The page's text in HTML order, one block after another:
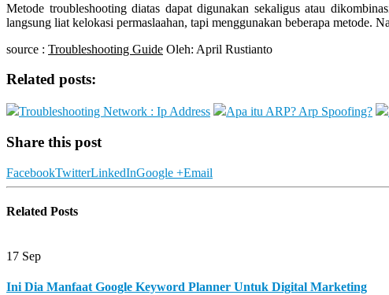
Metode troubleshooting diatas dapat digunakan sekaligus atau
langsung liat kelokasi permaslaahan, tapi menggunakan beberapa metode.
source : Troubleshooting Guide Oleh: April Rustianto
Related posts:
Troubleshooting Network : Ip Address Apa itu ARP? Arp Spoofing?
Share this post
FacebookTwitterLinkedInGoogle +Email
Related Posts
17 Sep
Ini Dia Manfaat Google Keyword Planner Untuk Digital Marketing